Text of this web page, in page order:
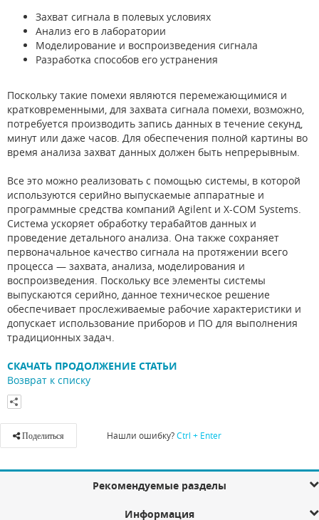
Захват сигнала в полевых условиях
Анализ его в лаборатории
Моделирование и воспроизведения сигнала
Разработка способов его устранения
Поскольку такие помехи являются перемежающимися и
кратковременными, для захвата сигнала помехи, возможно,
потребуется производить запись данных в течение секунд,
минут или даже часов. Для обеспечения полной картины во
время анализа захват данных должен быть непрерывным.
Все это можно реализовать с помощью системы, в которой
используются серийно выпускаемые аппаратные и
программные средства компаний Agilent и X-COM Systems.
Система ускоряет обработку терабайтов данных и
проведение детального анализа. Она также сохраняет
первоначальное качество сигнала на протяжении всего
процесса — захвата, анализа, моделирования и
воспроизведения. Поскольку все элементы системы
выпускаются серийно, данное техническое решение
обеспечивает прослеживаемые рабочие характеристики и
допускает использование приборов и ПО для выполнения
традиционных задач.
СКАЧАТЬ ПРОДОЛЖЕНИЕ СТАТЬИ
Возврат к списку
Поделиться Нашли ошибку?Ctrl + Enter
Рекомендуемые разделы
Информация